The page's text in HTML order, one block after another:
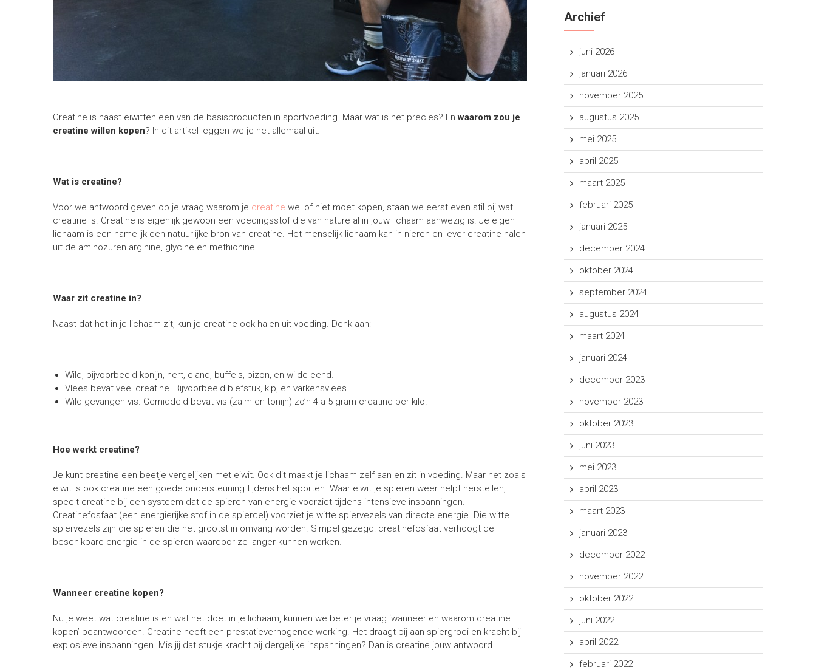
Creatine is naast eiwitten een van de basisproducten in sportvoeding. Maar wat is het precies? Enwaarom zou je
creatine willen kopen? In dit artikel leggen we je het allemaal uit.
Wat is creatine?
Voor we antwoord geven op je vraag waarom je creatine wel of niet moet kopen, staan we eerst even stil bij wat
creatine is. Creatine is eigenlijk gewoon een voedingsstof die van nature al in jouw lichaam aanwezig is. Je eigen
lichaam is een namelijk een natuurlijke bron van creatine. Het menselijk lichaam kan in nieren en lever creatine halen
uit de aminozuren arginine, glycine en methionine.
Waar zit creatine in?
Naast dat het in je lichaam zit, kun je creatine ook halen uit voeding. Denk aan:
Wild, bijvoorbeeld konijn, hert, eland, buffels, bizon, en wilde eend.
Vlees bevat veel creatine. Bijvoorbeeld biefstuk, kip, en varkensvlees.
Wild gevangen vis. Gemiddeld bevat vis (zalm en tonijn) zo’n 4 a 5 gram creatine per kilo.
Hoe werkt creatine?
Je kunt creatine een beetje vergelijken met eiwit. Ook dit maakt je lichaam zelf aan en zit in voeding. Maar net zoals
eiwit is ook creatine een goede ondersteuning tijdens het sporten. Waar eiwit je spieren weer helpt herstellen,
speelt creatine bij een systeem dat de spieren van energie voorziet tijdens intensieve inspanningen.
Creatinefosfaat (een energierijke stof in de spiercel) voorziet je witte spiervezels van directe energie. Die witte
spiervezels zijn die spieren die het grootst in omvang worden. Simpel gezegd: creatinefosfaat verhoogt de
beschikbare energie in de spieren waardoor ze langer kunnen werken.
Wanneer creatine kopen?
Nu je weet wat creatine is en wat het doet in je lichaam, kunnen we beter je vraag ‘wanneer en waarom creatine
kopen’ beantwoorden. Creatine heeft een prestatieverhogende werking. Het draagt bij aan spiergroei en kracht bij
explosieve inspanningen. Mis jij dat stukje kracht bij dergelijke inspanningen? Dan is creatine jouw antwoord.
Archief
juni 2026
januari 2026
november 2025
augustus 2025
mei 2025
april 2025
maart 2025
februari 2025
januari 2025
december 2024
oktober 2024
september 2024
augustus 2024
maart 2024
januari 2024
december 2023
november 2023
oktober 2023
juni 2023
mei 2023
april 2023
maart 2023
januari 2023
december 2022
november 2022
oktober 2022
juni 2022
april 2022
februari 2022